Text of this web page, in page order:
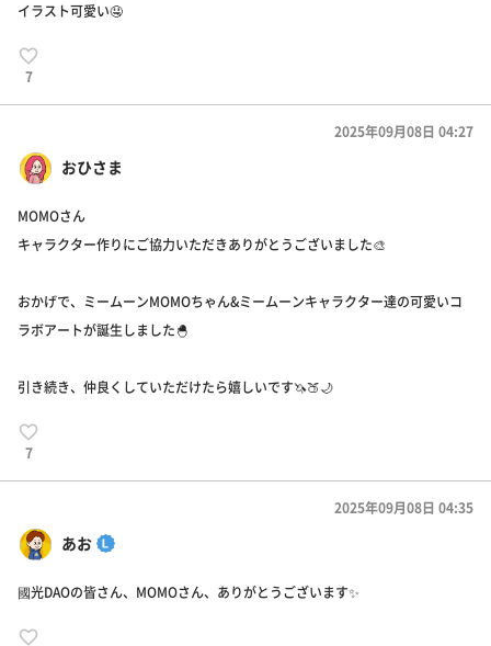
イラスト可愛い🤤
7
おひさま
2025年09月08日 04:27
MOMOさん
キャラクター作りにご協力いただきありがとうございました🎨
おかげで、ミームーンMOMOちゃん&ミームーンキャラクター達の可愛いコ
ラボアートが誕生しました🐣
引き続き、仲良くしていただけたら嬉しいです🦄🍑🌙
7
あお
2025年09月08日 04:35
國光DAOの皆さん、MOMOさん、ありがとうございます✨